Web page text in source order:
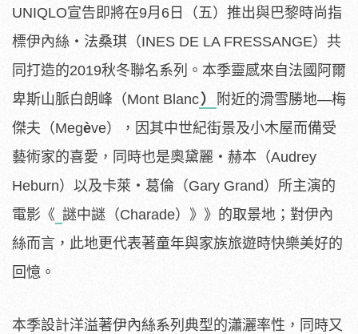
UNIQLO宣告即將在9月6日（五）推出與巴黎時尚指
標伊內絲・法桑琪（INES DE LA FRESSANGE）共
同打造的2019秋冬聯名系列。本季靈感來自法國阿爾
卑斯山脈白朗峰（Mont Blanc）
附近的滑雪勝地—梅
傑夫（Megève），因其中世紀街景及小木屋而備受
藝術家的喜愛，同時也是奧黛麗・赫本（Audrey
Heburn）以及卡萊・葛倫（Gary Grand）所主演的
電影《 謎中謎（Charade）》》的取景地；對伊內
絲而言，此地更代表著童年與家族旅遊時快樂美好的
回憶。
本季設計洋溢著伊內絲系列典型的瀟灑率性，同時又